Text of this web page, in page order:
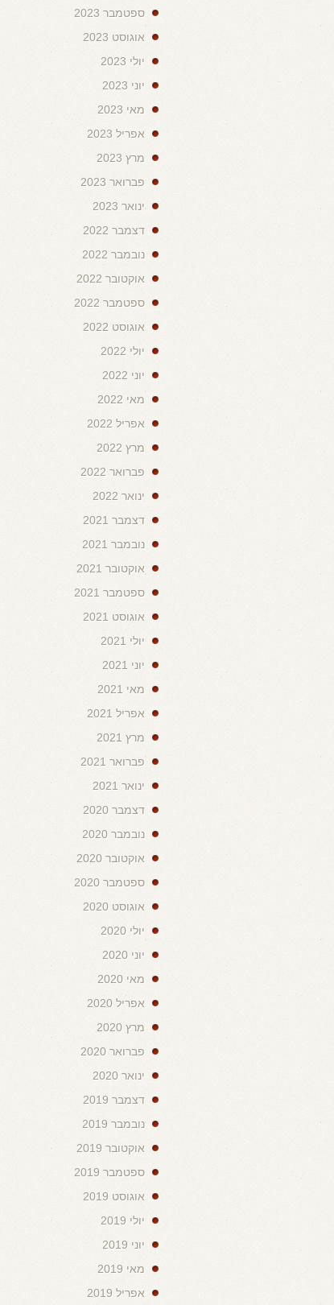
ספטמבר 2023
אוגוסט 2023
יולי 2023
יוני 2023
מאי 2023
אפריל 2023
מרץ 2023
פברואר 2023
ינואר 2023
דצמבר 2022
נובמבר 2022
אוקטובר 2022
ספטמבר 2022
אוגוסט 2022
יולי 2022
יוני 2022
מאי 2022
אפריל 2022
מרץ 2022
פברואר 2022
ינואר 2022
דצמבר 2021
נובמבר 2021
אוקטובר 2021
ספטמבר 2021
אוגוסט 2021
יולי 2021
יוני 2021
מאי 2021
אפריל 2021
מרץ 2021
פברואר 2021
ינואר 2021
דצמבר 2020
נובמבר 2020
אוקטובר 2020
ספטמבר 2020
אוגוסט 2020
יולי 2020
יוני 2020
מאי 2020
אפריל 2020
מרץ 2020
פברואר 2020
ינואר 2020
דצמבר 2019
נובמבר 2019
אוקטובר 2019
ספטמבר 2019
אוגוסט 2019
יולי 2019
יוני 2019
מאי 2019
אפריל 2019